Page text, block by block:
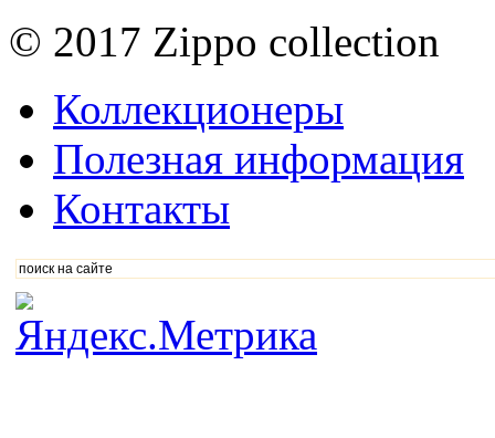
© 2017 Zippo collection
Коллекционеры
Полезная информация
Контакты